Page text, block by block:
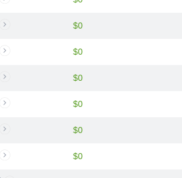
$0
$0
$0
$0
$0
$0